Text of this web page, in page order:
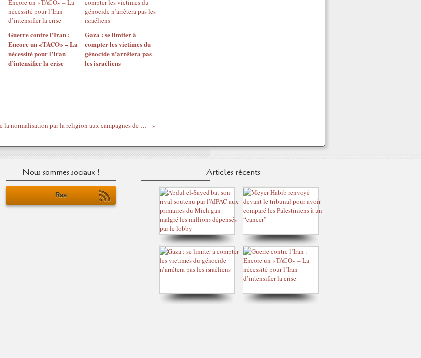
Guerre contre l’Iran :
Encore un «TACO» – La
nécessité pour l’Iran
d’intensifier la crise
Gaza : se limiter à
compter les victimes du
génocide n’arrêtera pas
les israéliens
De la normalisation par la religion aux campagnes de boycott, quel avenir pour la cause palestinienne ?
Nous sommes sociaux !
Rss
Articles récents